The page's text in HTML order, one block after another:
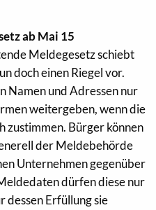
ab Mai 15
Meldegesetz schiebt
doch einen Riegel vor.
Namen und Adressen nur
weitergeben, wenn die
zustimmen. Bürger können
der Meldebehörde
Unternehmen gegenüber
dürfen diese nur
dessen Erfüllung sie